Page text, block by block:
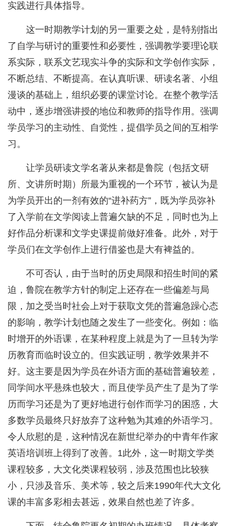
实践进行具体指导。
这一时期教学计划的另一重要之处，是特别指出
了自学与研讨的重要性和必要性，强调教学要理论联
系实际，联系文艺现实斗争的实际和文学创作实际，
不断总结、不断提高。在认真听课、研读名著、小组
漫谈的基础上，组织必要的课堂讨论。在整个教学活
动中，逐步增强讲授的地位和教师的指导作用。强调
学员学习的主动性、自觉性，提倡学员之间的互相学
习。
让学员研读文学名著从来都是鲁院（包括文研
所、文讲所时期）所最为重视的一个环节，被认为是
为学员开出的一剂有效的“进补药方”，既为学员弥补
了入学前在文学阅读上普遍欠缺的不足，同时也为上
好作品分析课和文学史课提前做好准备。此外，对于
学员们在文学创作上进行借鉴也是大有裨益的。
不可否认，由于当时的历史局限和招生时间的紧
迫，鲁院在教学方针的制定上还存在一些偏差与局
限，加之受当时社会上对于获取文凭的普遍急躁心态
的影响，教学计划也随之发生了一些变化。例如：临
时增开的外语课，在某种程度上就是为了一旦转为学
历教育而临时设立的。但实践证明，教学效果并不
好。这主要是因为学员在外语方面的基础普遍较差，
同学间水平悬殊也较大，而且使学员产生了是为了学
历而学习还是为了更好地进行创作而学习的困惑，大
多数学员最终只好放弃了这种勉为其难的外语学习。
令人欣慰的是，这种情况在新世纪举办的中青年作家
英语培训班上得到了改善。1此外，这一时期文学类
课程较多，大文化类课程较弱，涉及范围也比较狭
小，只涉及音乐、美术等，较之后来1990年代大文化
课的丰富多彩相去甚远，效果自然也差了许多。